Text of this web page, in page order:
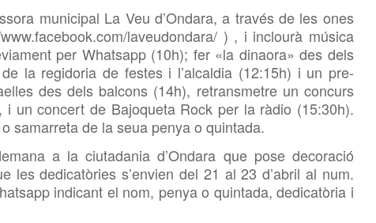
municipal La Veu d’Ondara, a través de les ones
laveudondara/ ) , i inclourà música
per Whatsapp (10h); fer «la dinaora» des dels
la regidoria de festes i l’alcaldia (12:15h) i un pre-
des dels balcons (14h), retransmetre un concurs
i un concert de Bajoqueta Rock per la ràdio (15:30h).
samarreta de la seua penya o quintada.
a la ciutadania d’Ondara que pose decoració
les dedicatòries s’envien del 21 al 23 d’abril al num.
indicant el nom, penya o quintada, dedicatòria i